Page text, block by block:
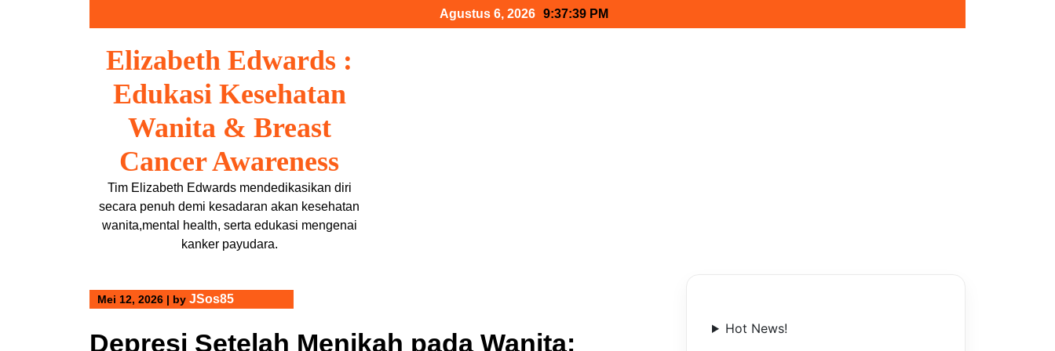
Agustus 6, 2026 9:37:40 PM
Elizabeth Edwards :
Edukasi Kesehatan
Wanita & Breast
Cancer Awareness
Tim Elizabeth Edwards mendedikasikan diri
secara penuh demi kesadaran akan kesehatan
wanita,mental health, serta edukasi mengenai
kanker payudara.
Mei 12, 2026 | by JSos85
Depresi Setelah Menikah pada Wanita: Hot News!